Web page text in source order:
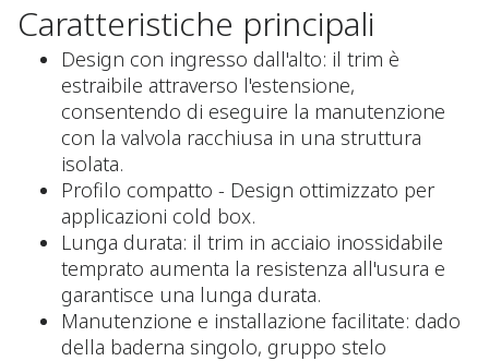
Caratteristiche principali
Design con ingresso dall'alto: il trim è
estraibile attraverso l'estensione,
consentendo di eseguire la manutenzione
con la valvola racchiusa in una struttura
isolata.
Profilo compatto - Design ottimizzato per
applicazioni cold box.
Lunga durata: il trim in acciaio inossidabile
temprato aumenta la resistenza all'usura e
garantisce una lunga durata.
Manutenzione e installazione facilitate: dado
della baderna singolo, gruppo stelo